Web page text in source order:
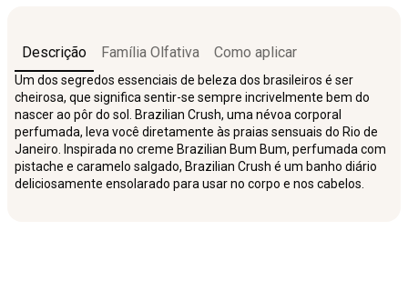
Descrição Família Olfativa Como aplicar
Um dos segredos essenciais de beleza dos brasileiros é ser
cheirosa, que significa sentir-se sempre incrivelmente bem do
nascer ao pôr do sol. Brazilian Crush, uma névoa corporal
perfumada, leva você diretamente às praias sensuais do Rio de
Janeiro. Inspirada no creme Brazilian Bum Bum, perfumada com
pistache e caramelo salgado, Brazilian Crush é um banho diário
deliciosamente ensolarado para usar no corpo e nos cabelos.